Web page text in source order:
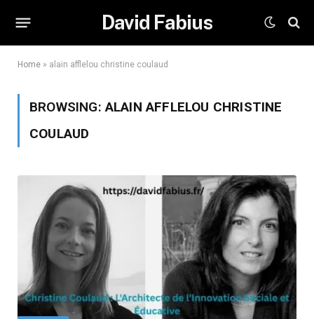
David Fabius
Home » alain afflelou christine coulaud
BROWSING:ALAIN AFFLELOU CHRISTINE
COULAUD